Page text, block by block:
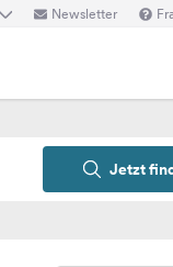
Newsletter
Jetzt